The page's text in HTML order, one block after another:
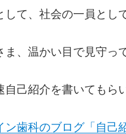
して、社会の一員とし
ま、温かい目で見守っ
自己紹介を書いてもら
ン歯科のブログ「自己